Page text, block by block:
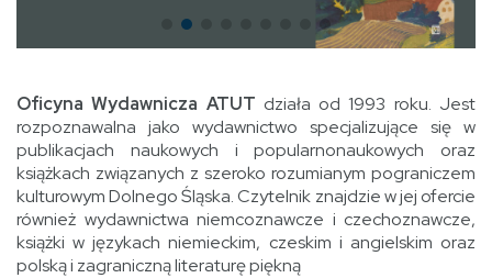
Oficyna Wydawnicza ATUT działa od 1993 roku. Jest
rozpoznawalna jako wydawnictwo specjalizujące się w
publikacjach naukowych i popularnonaukowych oraz
książkach związanych z szeroko rozumianym pograniczem
kulturowym Dolnego Śląska. Czytelnik znajdzie w jej ofercie
również wydawnictwa niemcoznawcze i czechoznawcze,
książki w językach niemieckim, czeskim i angielskim oraz
polską i zagraniczną literaturę piękną